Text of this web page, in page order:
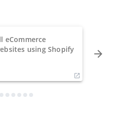
eCommerce
using Shopify